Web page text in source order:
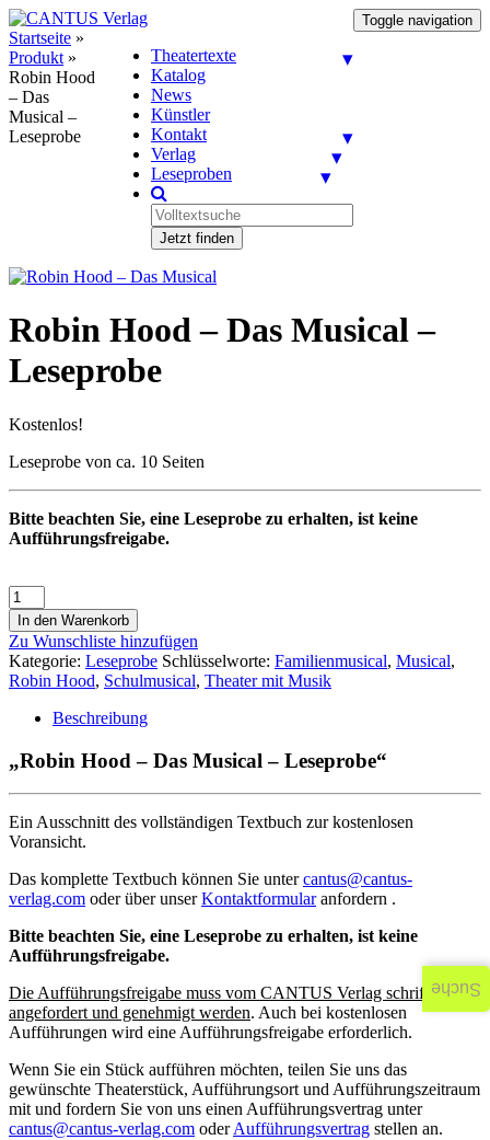
Toggle navigation
Theatertexte
Katalog
News
Künstler
Kontakt
Verlag
Leseproben
Jetzt finden
Startseite »
Produkt »
Robin Hood
– Das
Musical –
Leseprobe
Robin Hood – Das Musical –
Leseprobe
Kostenlos!
Leseprobe von ca. 10 Seiten
Bitte beachten Sie, eine Leseprobe zu erhalten, ist keine
Aufführungsfreigabe.
In den Warenkorb
Zu Wunschliste hinzufügen
Kategorie: Leseprobe Schlüsselworte: Familienmusical, Musical,
Robin Hood, Schulmusical, Theater mit Musik
Beschreibung
„Robin Hood – Das Musical – Leseprobe“
Ein Ausschnitt des vollständigen Textbuch zur kostenlosen
Voransicht.
Das komplette Textbuch können Sie untercantus@cantus-
verlag.com oder über unserKontaktformularanfordern .
Bitte beachten Sie, eine Leseprobe zu erhalten, ist keine
Aufführungsfreigabe.
Die Aufführungsfreigabe muss vom CANTUS Verlag schriftlich
angefordert und genehmigt werden. Auch bei kostenlosen
Aufführungen wird eine Aufführungsfreigabe erforderlich.
Wenn Sie ein Stück aufführen möchten, teilen Sie uns das
gewünschte Theaterstück, Aufführungsort und Aufführungszeitraum
mit und fordern Sie von uns einen Aufführungsvertrag unter
cantus@cantus-verlag.com oderAufführungsvertrag stellen an.
Suche